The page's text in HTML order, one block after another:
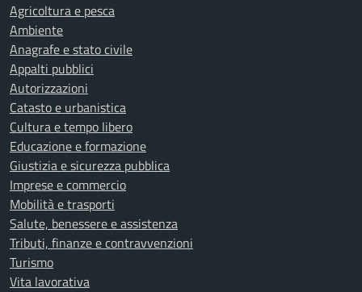
Agricoltura e pesca
Ambiente
Anagrafe e stato civile
Appalti pubblici
Autorizzazioni
Catasto e urbanistica
Cultura e tempo libero
Educazione e formazione
Giustizia e sicurezza pubblica
Imprese e commercio
Mobilità e trasporti
Salute, benessere e assistenza
Tributi, finanze e contravvenzioni
Turismo
Vita lavorativa